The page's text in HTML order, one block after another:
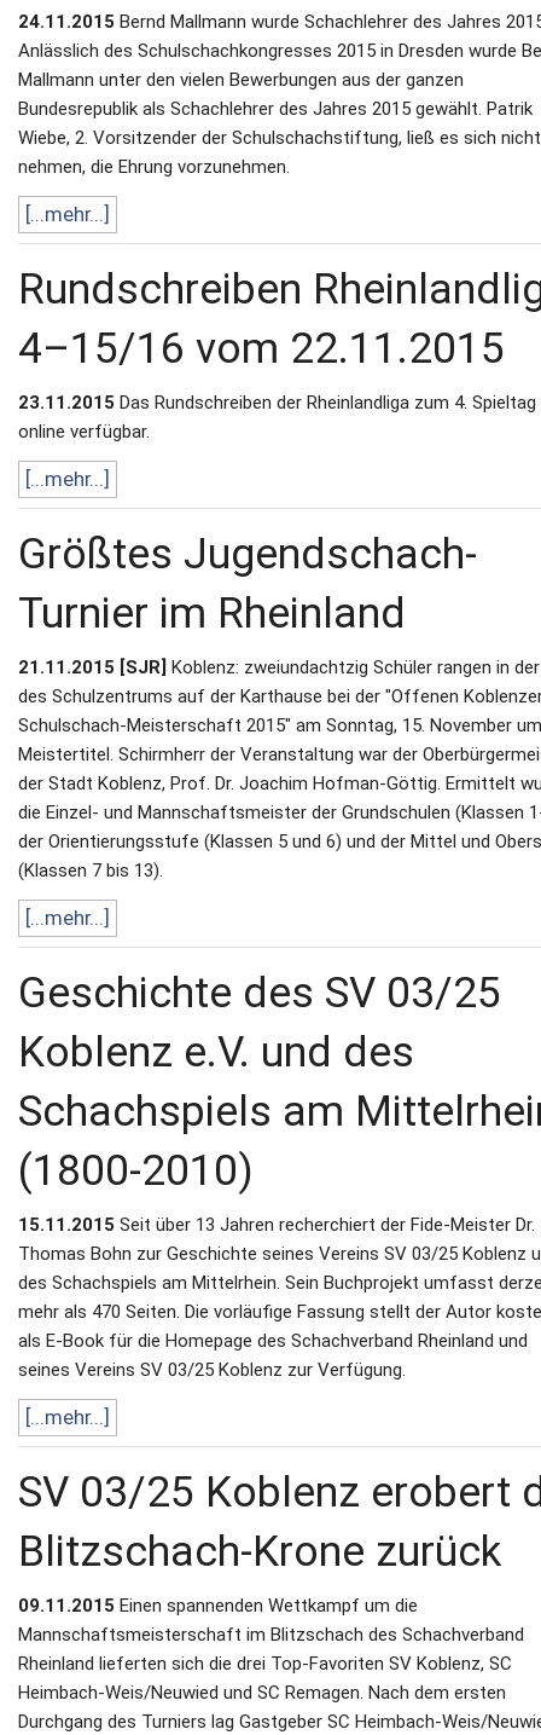
24.11.2015 Bernd Mallmann wurde Schachlehrer des Jahres
Anlässlich des Schulschachkongresses 2015 in Dresden wurde
Mallmann unter den vielen Bewerbungen aus der ganzen
Bundesrepublik als Schachlehrer des Jahres 2015 gewählt. Patrik
Wiebe, 2. Vorsitzender der Schulschachstiftung, ließ es sich nicht
nehmen, die Ehrung vorzunehmen.
[...mehr...]
Rundschreiben
4–15/16 vom 22.11.2015
23.11.2015 Das Rundschreiben der Rheinlandliga zum 4.
online verfügbar.
[...mehr...]
Größtes Jugendschach-
Turnier im Rheinland
21.11.2015 [SJR] Koblenz: zweiundachtzig Schüler rangen in
des Schulzentrums auf der Karthause bei der "Offenen
Schulschach-Meisterschaft 2015" am Sonntag, 15. November um
Meistertitel. Schirmherr der Veranstaltung war der
der Stadt Koblenz, Prof. Dr. Joachim Hofman-Göttig. Ermittelt
die Einzel- und Mannschaftsmeister der Grundschulen (Klassen
der Orientierungsstufe (Klassen 5 und 6) und der Mittel und
(Klassen 7 bis 13).
[...mehr...]
Geschichte des SV 03/25
Koblenz e.V. und des
Schachspiels am
(1800-2010)
15.11.2015 Seit über 13 Jahren recherchiert der Fide-Meister Dr.
Thomas Bohn zur Geschichte seines Vereins SV 03/25 Koblenz
des Schachspiels am Mittelrhein. Sein Buchprojekt umfasst
mehr als 470 Seiten. Die vorläufige Fassung stellt der Autor
als E-Book für die Homepage des Schachverband Rheinland und
seines Vereins SV 03/25 Koblenz zur Verfügung.
[...mehr...]
SV 03/25 Koblenz erobert
Blitzschach‐Krone zurück
09.11.2015 Einen spannenden Wettkampf um die
Mannschaftsmeisterschaft im Blitzschach des Schachverband
Rheinland lieferten sich die drei Top‐Favoriten SV Koblenz, SC
Heimbach‐Weis/Neuwied und SC Remagen. Nach dem ersten
Durchgang des Turniers lag Gastgeber SC Heimbach‐Weis/